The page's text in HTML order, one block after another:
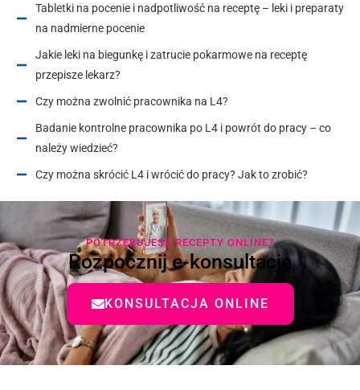
Tabletki na pocenie i nadpotliwość na receptę – leki i preparaty
na nadmierne pocenie
Jakie leki na biegunkę i zatrucie pokarmowe na receptę
przepisze lekarz?
Czy można zwolnić pracownika na L4?
Badanie kontrolne pracownika po L4 i powrót do pracy – co
należy wiedzieć?
Czy można skrócić L4 i wrócić do pracy? Jak to zrobić?
POTRZEBUJESZ RECEPTY ONLINE?
Rozpocznij e-konsultację
KONSULTACJA ONLINE